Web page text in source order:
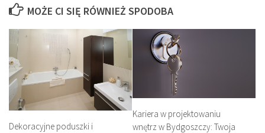
MOŻE CI SIĘ RÓWNIEŻ SPODOBA
Dekoracyjne poduszki i
Kariera w projektowaniu
wnętrz w Bydgoszczy: Twoja